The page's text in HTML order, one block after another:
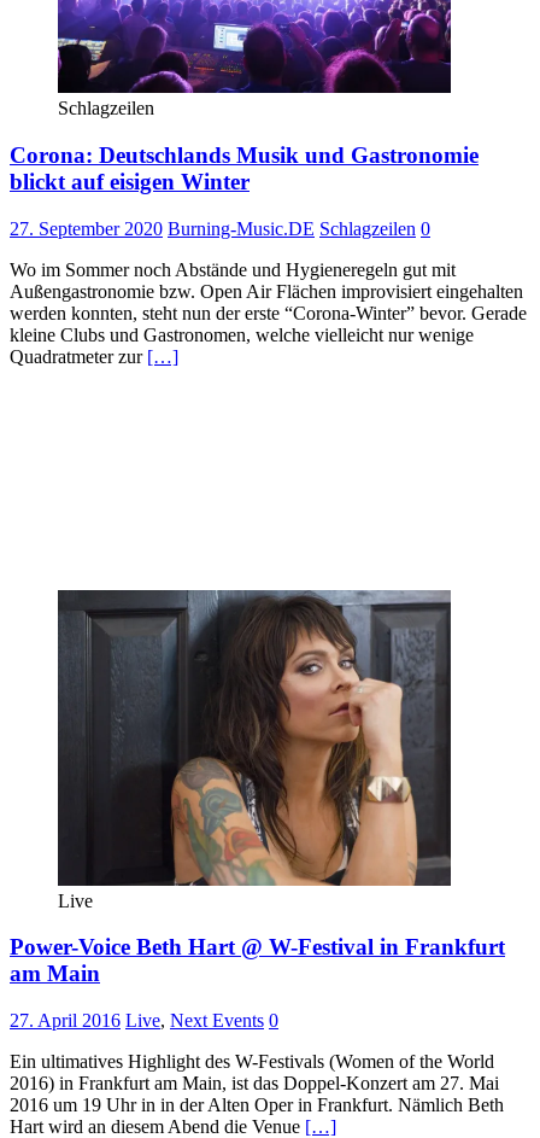
Schlagzeilen
Corona: Deutschlands Musik und Gastronomie
blickt auf eisigen Winter
27. September 2020 Burning-Music.DE Schlagzeilen 0
Wo im Sommer noch Abstände und Hygieneregeln gut mit
Außengastronomie bzw. Open Air Flächen improvisiert eingehalten
werden konnten, steht nun der erste “Corona-Winter” bevor. Gerade
kleine Clubs und Gastronomen, welche vielleicht nur wenige
Quadratmeter zur […]
Live
Power-Voice Beth Hart @ W-Festival in Frankfurt
am Main
27. April 2016 Live, Next Events 0
Ein ultimatives Highlight des W-Festivals (Women of the World
2016) in Frankfurt am Main, ist das Doppel-Konzert am 27. Mai
2016 um 19 Uhr in in der Alten Oper in Frankfurt. Nämlich Beth
Hart wird an diesem Abend die Venue […]